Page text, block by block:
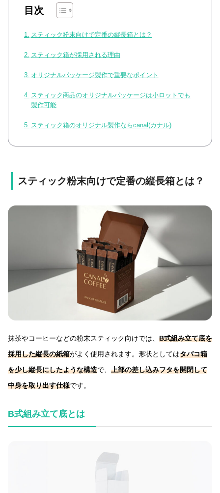
目次
スティック粉末向けで定番の縦長箱とは？
スティック箱が採用される理由
オリジナルパッケージ製作で重要なポイント
スティック商品のオリジナルパッケージは小ロットでも
製作可能
スティック箱のオリジナル製作ならcanal(カナル)
スティック粉末向けで定番の縦長箱とは？
抹茶やコーヒーなどの粉末スティック向けでは、 B式組み立て底を
採用した縦長の紙箱がよく使用されます。形状としてはタバコ箱
を少し縦長にしたような構造で、 上部の差し込みフタを開閉して
中身を取り出す仕様です。
B式組み立て底とは